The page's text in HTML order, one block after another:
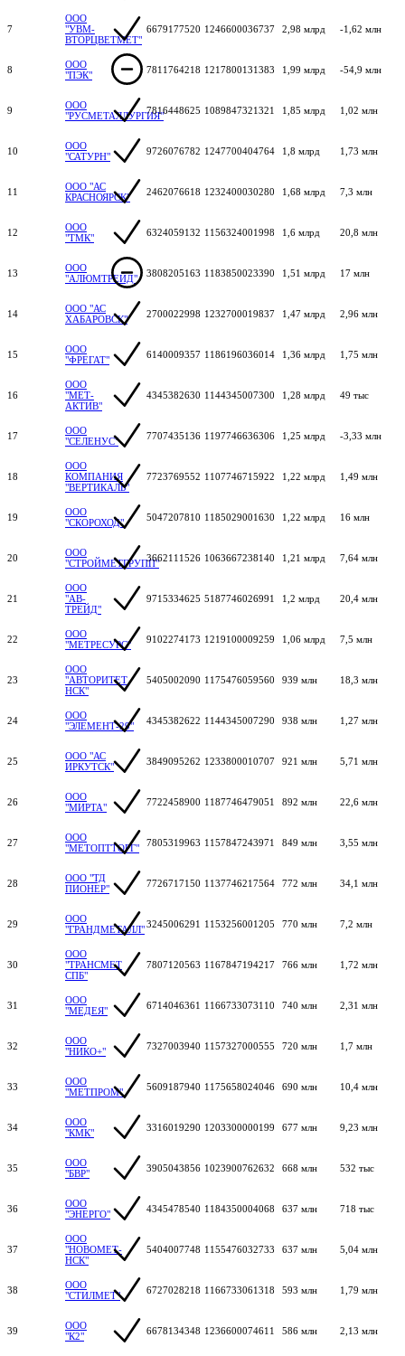
7
ООО
"УВМ-
ВТОРЦВЕТМЕТ"
6679177520 1246600036737 2,98 млрд -1,62 млн
8
ООО
"ПЭК"
7811764218 1217800131383 1,99 млрд -54,9 млн
9
ООО
"РУСМЕТАЛЛУРГИЯ"7816448625 1089847321321 1,85 млрд 1,02 млн
10
ООО
"САТУРН"
9726076782 1247700404764 1,8 млрд 1,73 млн
11
ООО "АС
КРАСНОЯРСК"
2462076618 1232400030280 1,68 млрд 7,3 млн
12
ООО
"ТМК"
6324059132 1156324001998 1,6 млрд 20,8 млн
13
ООО
"АЛЮМТРЕЙД"
3808205163 1183850023390 1,51 млрд 17 млн
14
ООО "АС
ХАБАРОВСК"
2700022998 1232700019837 1,47 млрд 2,96 млн
15
ООО
"ФРЕГАТ"
6140009357 1186196036014 1,36 млрд 1,75 млн
16
ООО
"МЕТ-
АКТИВ"
4345382630 1144345007300 1,28 млрд 49 тыс
17
ООО
"СЕЛЕНУС"
7707435136 1197746636306 1,25 млрд -3,33 млн
18
ООО
КОМПАНИЯ
"ВЕРТИКАЛЬ"
7723769552 1107746715922 1,22 млрд 1,49 млн
19
ООО
"СКОРОХОД"
5047207810 1185029001630 1,22 млрд 16 млн
20
ООО
"СТРОЙМЕТГРУПП"3662111526 1063667238140 1,21 млрд 7,64 млн
21
ООО
"АВ-
ТРЕЙД"
9715334625 5187746026991 1,2 млрд 20,4 млн
22
ООО
"МЕТРЕСУРС"
9102274173 1219100009259 1,06 млрд 7,5 млн
23
ООО
"АВТОРИТЕТ
НСК"
5405002090 1175476059560 939 млн 18,3 млн
24
ООО
"ЭЛЕМЕНТ-29"
4345382622 1144345007290 938 млн 1,27 млн
25
ООО "АС
ИРКУТСК"
3849095262 1233800010707 921 млн 5,71 млн
26
ООО
"МИРТА"
7722458900 1187746479051 892 млн 22,6 млн
27
ООО
"МЕТОПТТОРГ"
7805319963 1157847243971 849 млн 3,55 млн
28
ООО "ТД
ПИОНЕР"
7726717150 1137746217564 772 млн 34,1 млн
29
ООО
"ГРАНДМЕТАЛЛ"3245006291 1153256001205 770 млн 7,2 млн
30
ООО
"ТРАНСМЕТ
СПБ"
7807120563 1167847194217 766 млн 1,72 млн
31
ООО
"МЕДЕЯ"
6714046361 1166733073110 740 млн 2,31 млн
32
ООО
"НИКО+"
7327003940 1157327000555 720 млн 1,7 млн
33
ООО
"МЕТПРОМ"
5609187940 1175658024046 690 млн 10,4 млн
34
ООО
"КМК"
3316019290 1203300000199 677 млн 9,23 млн
35
ООО
"БВР"
3905043856 1023900762632 668 млн 532 тыс
36
ООО
"ЭНЕРГО"
4345478540 1184350004068 637 млн 718 тыс
37
ООО
"НОВОМЕТ-
НСК"
5404007748 1155476032733 637 млн 5,04 млн
38
ООО
"СТИЛМЕТ"
6727028218 1166733061318 593 млн 1,79 млн
39
ООО
"К2"
6678134348 1236600074611 586 млн 2,13 млн